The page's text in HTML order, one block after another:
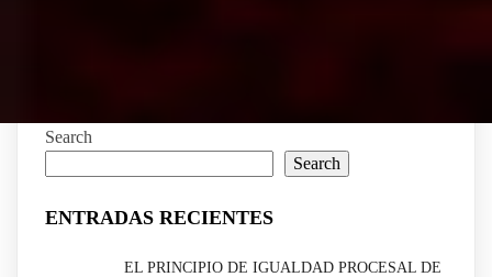
Search
Search
ENTRADAS RECIENTES
EL PRINCIPIO DE IGUALDAD PROCESAL DE